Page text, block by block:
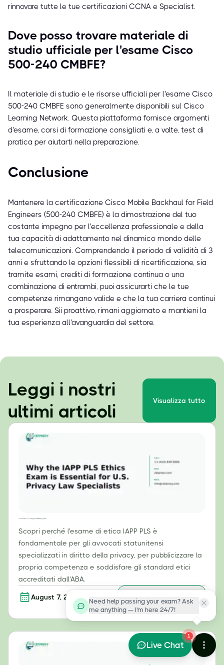
rinnovare tutte le tue certificazioni CCNA e Specialist.
Dove posso trovare materiale di
studio ufficiale per l'esame Cisco
500-240 CMBFE?
Il materiale di studio e le risorse ufficiali per l'esame Cisco
500-240 CMBFE sono generalmente disponibili sul Cisco
Learning Network. Questa piattaforma fornisce argomenti
d'esame, corsi di formazione consigliati e, a volte, test di
pratica per aiutarti nella preparazione.
Conclusione
Mantenere la certificazione Cisco Mobile Backhaul for Field
Engineers (500-240 CMBFE) è la dimostrazione del tuo
costante impegno per l'eccellenza professionale e della
tua capacità di adattamento nel dinamico mondo delle
telecomunicazioni. Comprendendo il periodo di validità di 3
anni e sfruttando le opzioni flessibili di ricertificazione, sia
tramite esami, crediti di formazione continua o una
combinazione di entrambi, puoi assicurarti che le tue
competenze rimangano valide e che la tua carriera continui
a prosperare. Sii proattivo, rimani aggiornato e mantieni la
tua esperienza all'avanguardia del settore.
Leggi i nostri
ultimi articoli
Visualizza tutto
Scopri perché l'esame di etica IAPP PLS è
fondamentale per gli avvocati statunitensi
specializzati in diritto della privacy, per pubblicizzare la
propria competenza e soddisfare gli standard etici
accreditati dall'ABA.
August 7, 2026 Per saperne di più
Need help passing your exam? Ask
me anything — I'm here 24/7!
1
Live Chat